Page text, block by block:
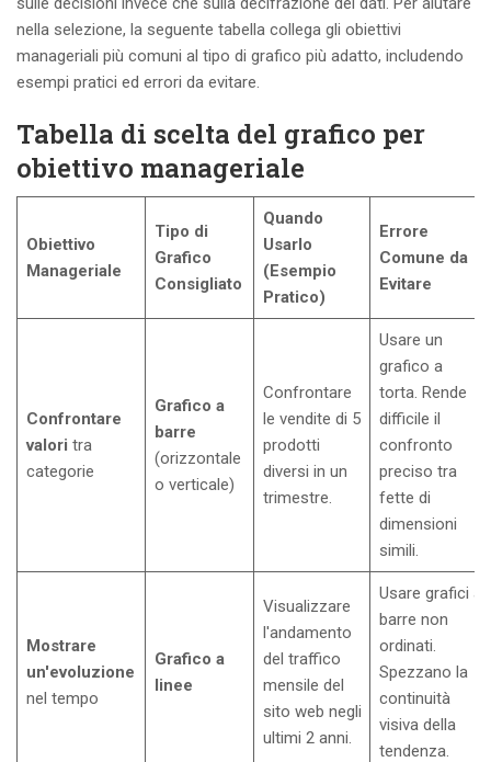
nella selezione, la seguente tabella collega gli obiettivi
manageriali più comuni al tipo di grafico più adatto, includendo
esempi pratici ed errori da evitare.
Tabella di scelta del grafico per
obiettivo manageriale
Obiettivo
Manageriale
Tipo di
Grafico
Consigliato
Quando
Usarlo
(Esempio
Pratico)
Errore
Comune da
Evitare
Confrontare
valori tra
categorie
Grafico a
barre
(orizzontale
o verticale)
Confrontare
le vendite di 5
prodotti
diversi in un
trimestre.
Usare un
grafico a
torta. Rende
difficile il
confronto
preciso tra
fette di
dimensioni
simili.
Mostrare
un'evoluzione
nel tempo
Grafico a
linee
Visualizzare
l'andamento
del traffico
mensile del
sito web negli
ultimi 2 anni.
Usare grafici a
barre non
ordinati.
Spezzano la
continuità
visiva della
tendenza.